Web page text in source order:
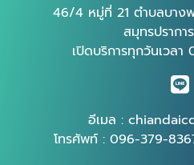
46/4 หมู่ที่ 21 ตำบลบาง
สมุทรปรากา
เปิดบริการทุกวันเวล
อีเมล :
โทรศัพท์ : 096-379-